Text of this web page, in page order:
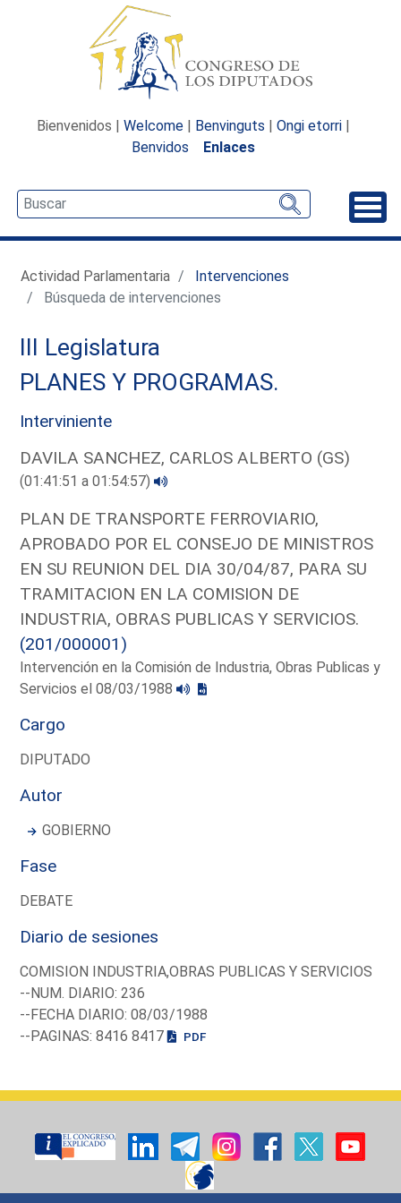
Bienvenidos | Welcome | Benvinguts | Ongi etorri |
Benvidos
Enlaces
Actividad Parlamentaria
Intervenciones
Búsqueda de intervenciones
III Legislatura
PLANES Y PROGRAMAS.
Interviniente
DAVILA SANCHEZ, CARLOS ALBERTO (GS)
(01:41:51 a 01:54:57)
PLAN DE TRANSPORTE FERROVIARIO,
APROBADO POR EL CONSEJO DE MINISTROS
EN SU REUNION DEL DIA 30/04/87, PARA SU
TRAMITACION EN LA COMISION DE
INDUSTRIA, OBRAS PUBLICAS Y SERVICIOS.
(201/000001)
Intervención en la Comisión de Industria, Obras Publicas y
Servicios el 08/03/1988
Cargo
DIPUTADO
Autor
GOBIERNO
Fase
DEBATE
Diario de sesiones
COMISION INDUSTRIA,OBRAS PUBLICAS Y SERVICIOS
--NUM. DIARIO: 236
--FECHA DIARIO: 08/03/1988
--PAGINAS: 8416 8417
PDF